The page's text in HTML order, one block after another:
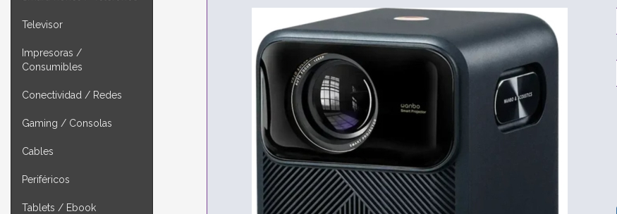
Televisor
Impresoras /
Consumibles
Conectividad / Redes
Gaming / Consolas
Cables
Periféricos
Tablets / Ebook